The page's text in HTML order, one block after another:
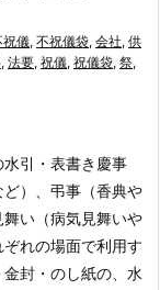
祝儀, 不祝儀袋, 会社, 供
, 法要, 祝儀, 祝儀袋, 祭,
引・表書き 慶事
ど）、弔事（香典や
い（病気見舞いや
ぞれの場面で利用す
封・のし紙の、水